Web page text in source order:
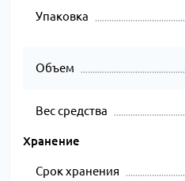
Упаковка
Объем
Вес средства
Хранение
Срок хранения